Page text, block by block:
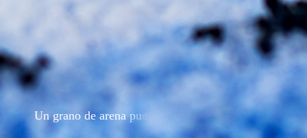
Un grano de arena pue